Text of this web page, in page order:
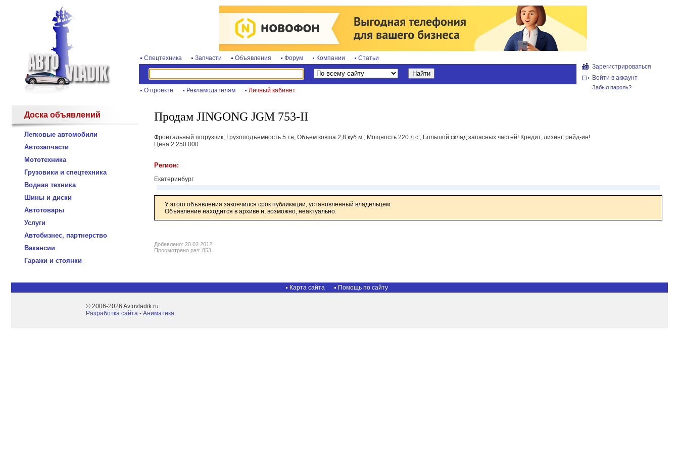
Спецтехника Запчасти Объявления Форум Компании Статьи
О проекте Рекламодателям Личный кабинет
Зарегистрироваться
Войти в аккаунт
Забыл пароль?
Доска объявлений
Легковые автомобили
Автозапчасти
Мототехника
Грузовики и спецтехника
Водная техника
Шины и диски
Автотовары
Услуги
Автобизнес, партнерство
Вакансии
Гаражи и стоянки
Продам JINGONG JGM 753-II
Фронтальный погрузчик; Грузоподъемность 5 тн; Объем ковша 2,8 куб.м.; Мощность 220 л.с.; Большой склад запасных частей! Кредит, лизинг, рейд-ин!
Цена 2 250 000
Регион:
Екатеринбург
У этого объявления закончился срок публикации, установленный владельцем.
Объявление находится в архиве и, возможно, неактуально.
Добавлено: 20.02.2012
Просмотрено раз: 853
Карта сайта Помощь по сайту
© 2006-2026 Avtovladik.ru
Разработка сайта - Aниматика